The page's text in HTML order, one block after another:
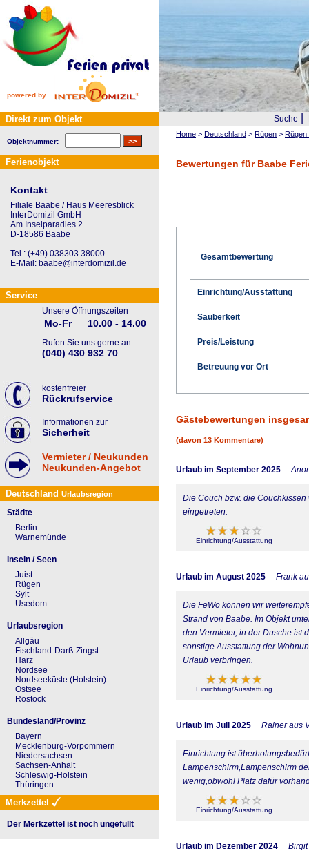
powered by
Suche
Home > Deutschland > Rügen > Rügen
Bewertungen für Baabe
Gesamtbewertung
Einrichtung/Ausstattung
Sauberkeit
Preis/Leistung
Betreuung vor Ort
Gästebewertungen
(davon 13 Kommentare)
Urlaub im September 2025
Die Couch bzw. die
eingetreten.
Einrichtung/Ausstattung
Urlaub im August 2025 Frank
Die FeWo können wir
Strand von Baabe. Im Objekt
den Vermieter, in der Dusche ist
sonstige Ausstattung der
Urlaub verbringen.
Einrichtung/Ausstattung
Urlaub im Juli 2025 Rainer aus
Einrichtung ist
Lampenschirm,Lampenschirm
wenig,obwohl Platz dafür
Einrichtung/Ausstattung
Urlaub im Dezember 2024
Direkt zum Objekt
Objektnummer:
Ferienobjekt
Kontakt
Filiale Baabe / Haus Meeresblick
InterDomizil GmbH
Am Inselparadies 2
D-18586 Baabe
Tel.: (+49) 038303 38000
E-Mail: baabe@interdomizil.de
Service
Unsere Öffnungszeiten
Mo-Fr 10.00 - 14.00
Rufen Sie uns gerne an
(040) 430 932 70
kostenfreier
Rückrufservice
Informationen zur
Sicherheit
Vermieter / Neukunden
Neukunden-Angebot
Deutschland Urlaubsregion
Städte
Berlin
Warnemünde
Inseln / Seen
Juist
Rügen
Sylt
Usedom
Urlaubsregion
Allgäu
Fischland-Darß-Zingst
Harz
Nordsee
Nordseeküste (Holstein)
Ostsee
Rostock
Bundesland/Provinz
Bayern
Mecklenburg-Vorpommern
Niedersachsen
Sachsen-Anhalt
Schleswig-Holstein
Thüringen
Merkzettel
Der Merkzettel ist noch ungefüllt